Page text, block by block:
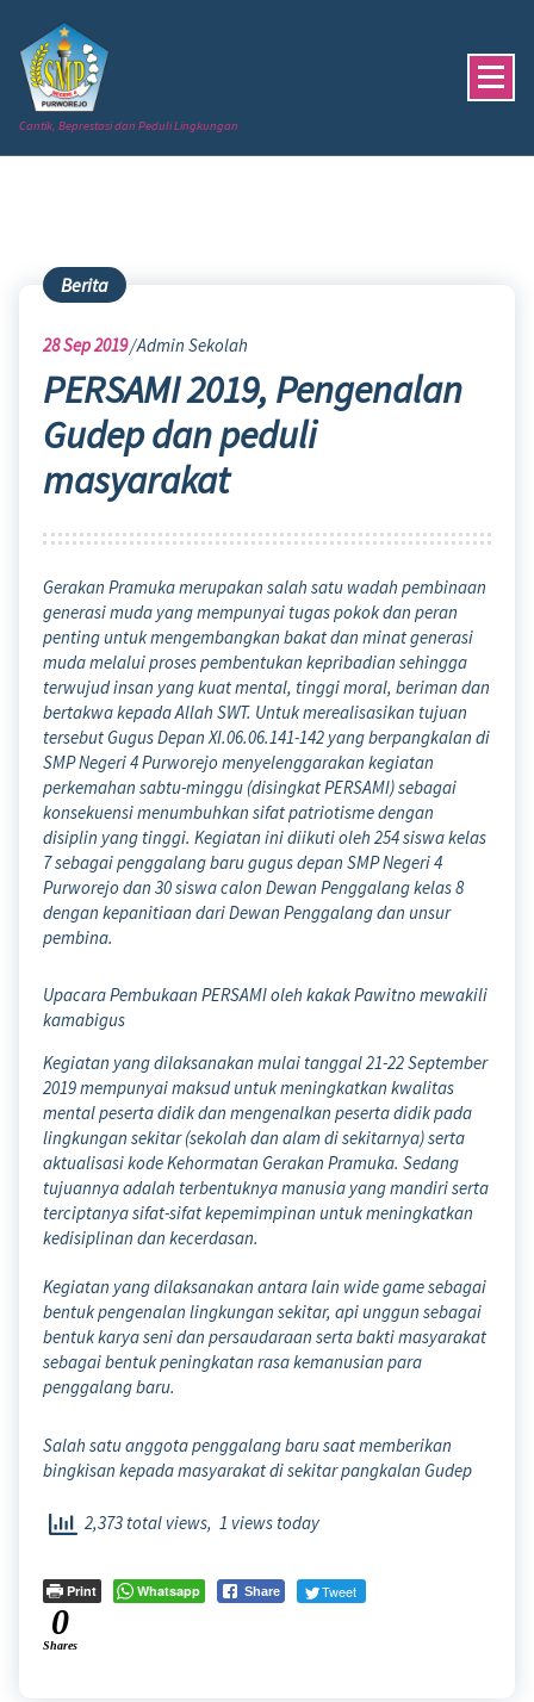
content
Cantik, Beprestasi dan Peduli Lingkungan
Berita
28Sep 2019 Admin Sekolah
PERSAMI 2019, Pengenalan
Gudep dan peduli
masyarakat
Gerakan Pramuka merupakan salah satu wadah pembinaan
generasi muda yang mempunyai tugas pokok dan peran
penting untuk mengembangkan bakat dan minat generasi
muda melalui proses pembentukan kepribadian sehingga
terwujud insan yang kuat mental, tinggi moral, beriman dan
bertakwa kepada Allah SWT. Untuk merealisasikan tujuan
tersebut Gugus Depan XI.06.06.141-142 yang berpangkalan di
SMP Negeri 4 Purworejo menyelenggarakan kegiatan
perkemahan sabtu-minggu (disingkat PERSAMI) sebagai
konsekuensi menumbuhkan sifat patriotisme dengan
disiplin yang tinggi. Kegiatan ini diikuti oleh 254 siswa kelas
7 sebagai penggalang baru gugus depan SMP Negeri 4
Purworejo dan 30 siswa calon Dewan Penggalang kelas 8
dengan kepanitiaan dari Dewan Penggalang dan unsur
pembina.
Upacara Pembukaan PERSAMI oleh kakak Pawitno mewakili
kamabigus
Kegiatan yang dilaksanakan mulai tanggal 21-22 September
2019 mempunyai maksud untuk meningkatkan kwalitas
mental peserta didik dan mengenalkan peserta didik pada
lingkungan sekitar (sekolah dan alam di sekitarnya) serta
aktualisasi kode Kehormatan Gerakan Pramuka. Sedang
tujuannya adalah terbentuknya manusia yang mandiri serta
terciptanya sifat-sifat kepemimpinan untuk meningkatkan
kedisiplinan dan kecerdasan.
Kegiatan yang dilaksanakan antara lain wide game sebagai
bentuk pengenalan lingkungan sekitar, api unggun sebagai
bentuk karya seni dan persaudaraan serta bakti masyarakat
sebagai bentuk peningkatan rasa kemanusian para
penggalang baru.
Salah satu anggota penggalang baru saat memberikan
bingkisan kepada masyarakat di sekitar pangkalan Gudep
2,373 total views, 1 views today
Print Whatsapp Share Tweet
0
Shares